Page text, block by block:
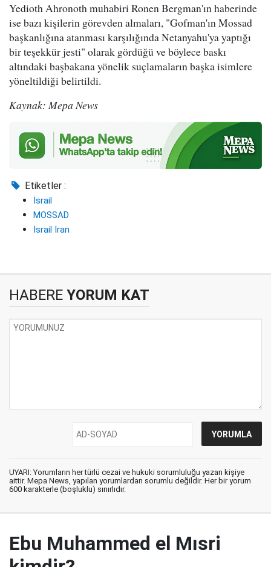
Yedioth Ahronoth muhabiri Ronen Bergman'ın haberinde
ise bazı kişilerin görevden almaları, "Gofman'ın Mossad
başkanlığına atanması karşılığında Netanyahu'ya yaptığı
bir teşekkür jesti" olarak gördüğü ve böylece baskı
altındaki başbakana yönelik suçlamaların başka isimlere
yöneltildiği belirtildi.
Kaynak: Mepa News
Etiketler :
İsrail
MOSSAD
İsrail İran
HABERE YORUM KAT
UYARI: Yorumların her türlü cezai ve hukuki sorumluluğu yazan kişiye
aittir. Mepa News, yapılan yorumlardan sorumlu değildir. Her bir yorum
600 karakterle (boşluklu) sınırlıdır.
Ebu Muhammed el Mısri